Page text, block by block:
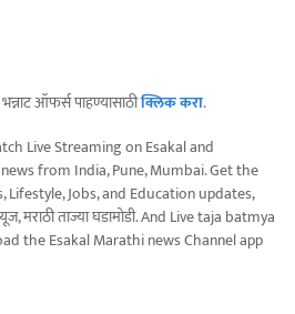
ऑफर्स पाहण्यासाठीक्लिक करा.
Live Streaming on Esakal and
from India, Pune, Mumbai. Get the
Lifestyle, Jobs, and Education updates,
मराठी ताज्या घडामोडी. And Live taja batmya
the Esakal Marathi news Channel app